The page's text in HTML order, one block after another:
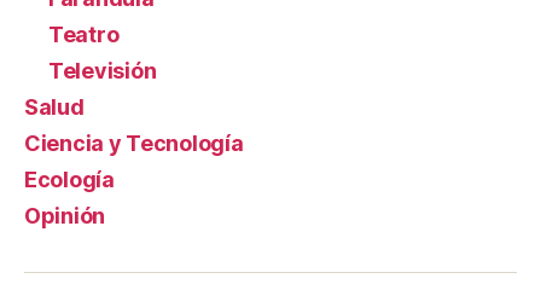
Teatro
Televisión
Salud
Ciencia y Tecnología
Ecología
Opinión